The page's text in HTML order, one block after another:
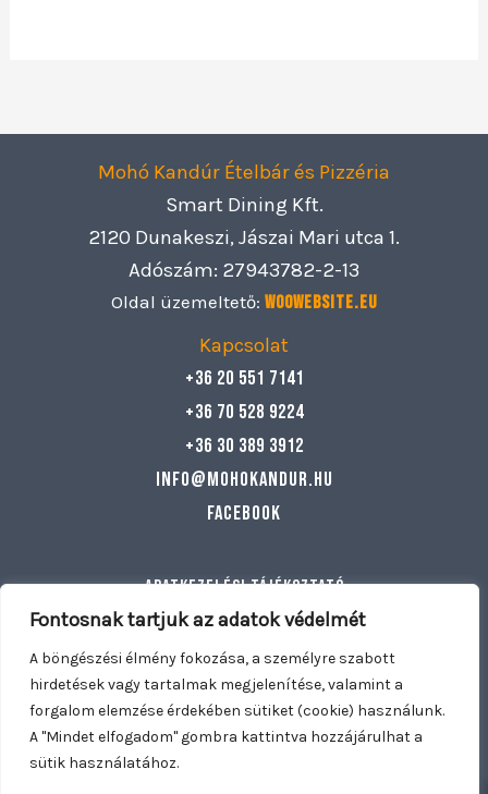
Fontosnak tartjuk az adatok védelmét
A böngészési élmény fokozása, a személyre szabott
hirdetések vagy tartalmak megjelenítése, valamint a
forgalom elemzése érdekében sütiket (cookie) használunk.
A "Mindet elfogadom" gombra kattintva hozzájárulhat a
sütik használatához.
Mohó Kandúr Ételbár és Pizzéria
Smart Dining Kft.
2120 Dunakeszi, Jászai Mari utca 1.
Adószám: 27943782-2-13
Oldal üzemeltető: Woowebsite.eu
Kapcsolat
+36 20 551 7141
+36 70 528 9224
+36 30 389 3912
info@mohokandur.hu
Facebook
Adatkezelési tájékoztató
Általános szerződési feltételek
Egyéb információ
Copyright © 2026 Mohó Kandúr | Nyitva tartunk: Hétfő –
Vasárnap 11:00 – 21:30 | Kiszállítás: Dunakeszi, Fót, Göd,